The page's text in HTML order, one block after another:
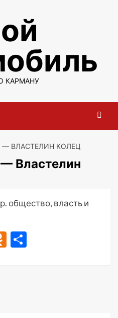
КАРМАНУ
ВЛАСТЕЛИН КОЛЕЦ
Властелин
общество, власть и
Odnoklassniki